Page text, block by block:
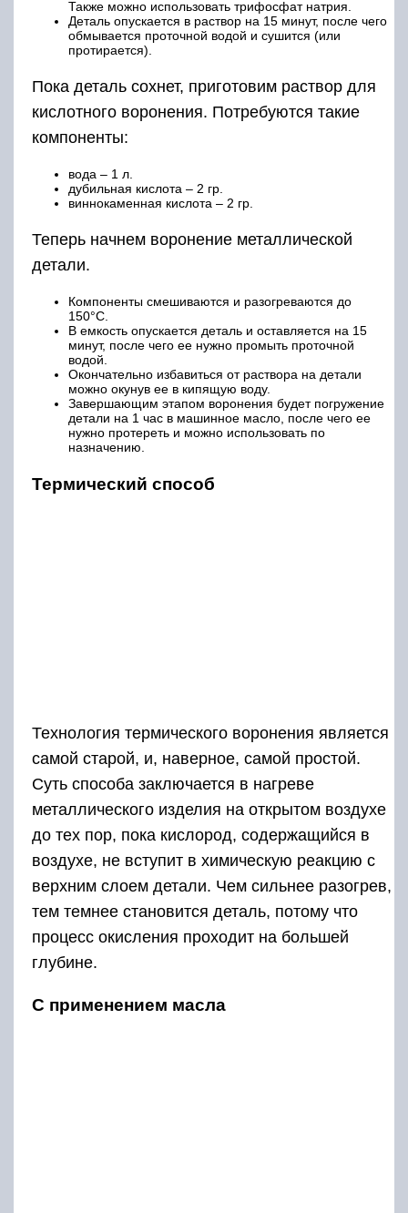
Также можно использовать трифосфат натрия.
Деталь опускается в раствор на 15 минут, после чего
обмывается проточной водой и сушится (или
протирается).
Пока деталь сохнет, приготовим раствор для
кислотного воронения. Потребуются такие
компоненты:
вода – 1 л.
дубильная кислота – 2 гр.
виннокаменная кислота – 2 гр.
Теперь начнем воронение металлической
детали.
Компоненты смешиваются и разогреваются до
150°C.
В емкость опускается деталь и оставляется на 15
минут, после чего ее нужно промыть проточной
водой.
Окончательно избавиться от раствора на детали
можно окунув ее в кипящую воду.
Завершающим этапом воронения будет погружение
детали на 1 час в машинное масло, после чего ее
нужно протереть и можно использовать по
назначению.
Термический способ
Технология термического воронения является
самой старой, и, наверное, самой простой.
Суть способа заключается в нагреве
металлического изделия на открытом воздухе
до тех пор, пока кислород, содержащийся в
воздухе, не вступит в химическую реакцию с
верхним слоем детали. Чем сильнее разогрев,
тем темнее становится деталь, потому что
процесс окисления проходит на большей
глубине.
С применением масла